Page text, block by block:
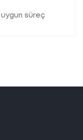
uygun süreç